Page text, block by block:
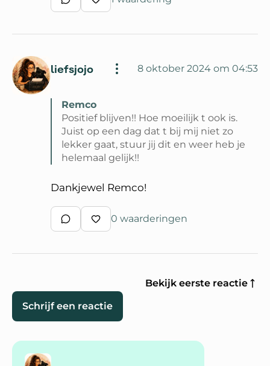
Schrijf een reactie
Waardeer reactie
liefsjojo 8 oktober 2024 om 04:53
Remco
Positief blijven!! Hoe moeilijk t ook is.
Juist op een dag dat t bij mij niet zo
lekker gaat, stuur jij dit en weer heb je
helemaal gelijk!!
Dankjewel Remco!
Schrijf een reactie
Waardeer reactie
0 waarderingen
Bekijk eerste reactie
Schrijf een reactie